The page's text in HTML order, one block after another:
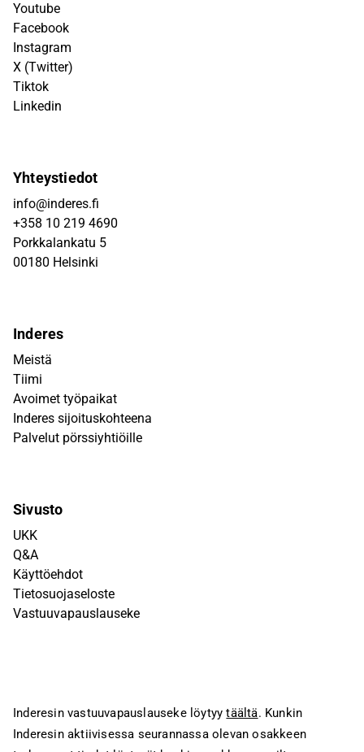
Youtube
Facebook
Instagram
X (Twitter)
Tiktok
Linkedin
Yhteystiedot
info@inderes.fi
+358 10 219 4690
Porkkalankatu 5
00180 Helsinki
Inderes
Meistä
Tiimi
Avoimet työpaikat
Inderes sijoituskohteena
Palvelut pörssiyhtiöille
Sivusto
UKK
Q&A
Käyttöehdot
Tietosuojaseloste
Vastuuvapauslauseke
Inderesin vastuuvapauslauseke löytyytäältä. Kunkin
Inderesin aktiivisessa seurannassa olevan osakkeen